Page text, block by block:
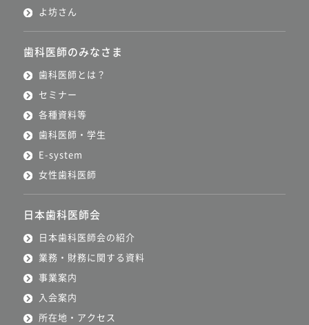
よ坊さん
歯科医師のみなさま
歯科医師とは？
セミナー
各種資料等
歯科医師・学生
E-system
女性歯科医師
日本歯科医師会
日本歯科医師会の紹介
業務・財務に関する資料
事業案内
入会案内
所在地・アクセス